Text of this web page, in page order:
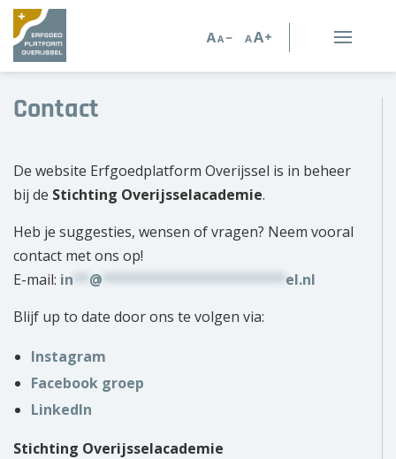
Verhalen
Persoonlijk advies
Contact
De website Erfgoedplatform Overijssel is in beheer
bij de Stichting Overijsselacademie.
Heb je suggesties, wensen of vragen? Neem vooral
contact met ons op!
E-mail: in @
el.nl
Blijf up to date door ons te volgen via:
Instagram
Facebook groep
LinkedIn
Stichting Overijsselacademie